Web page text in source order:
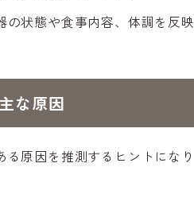
状態や食事内容、体調を反
な原因
る原因を推測するヒントにな